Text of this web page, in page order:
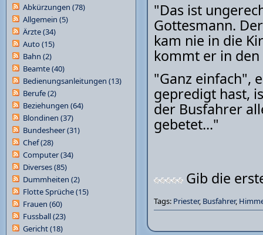
"Das ist
Gottesmann.
kam nie in die
kommt er in
"Ganz einfach",
gepredigt hast,
der Busfahrer
gebetet..."
Gib die
Tags: Priester, Busfahrer,
Abkürzungen (78)
Allgemein (5)
Ärzte(34)
Auto(15)
Bahn (2)
Beamte(40)
Bedienungsanleitungen (13)
Berufe(2)
Beziehungen (64)
Blondinen (37)
Bundesheer(31)
Chef(28)
Computer(34)
Diverses(85)
Dummheiten (2)
Flotte Sprüche(15)
Frauen (60)
Fussball(23)
Gericht(18)